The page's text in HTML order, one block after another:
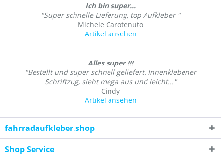
Ich bin super...
"Super schnelle Lieferung, top Aufkleber "
Michele Carotenuto
Artikel ansehen
Alles super !!!
"Bestellt und super schnell geliefert. Innenklebener
Schriftzug, sieht mega aus und leicht..."
Cindy
Artikel ansehen
fahrradaufkleber.shop
Shop Service